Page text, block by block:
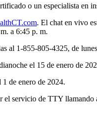
o un especialista en
. El chat en vivo
a 6:45 p. m.
al 1-855-805-4325, de
el 15 de enero de
de enero de 2024.
servicio de TTY